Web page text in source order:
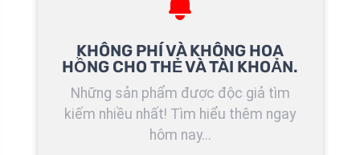
KHÔNG PHÍ VÀ KHÔNG HOA
HỒNG CHO THẺ VÀ TÀI KHOẢN.
Những sản phẩm được độc giả tìm
kiếm nhiều nhất! Tìm hiểu thêm ngay
hôm nay...